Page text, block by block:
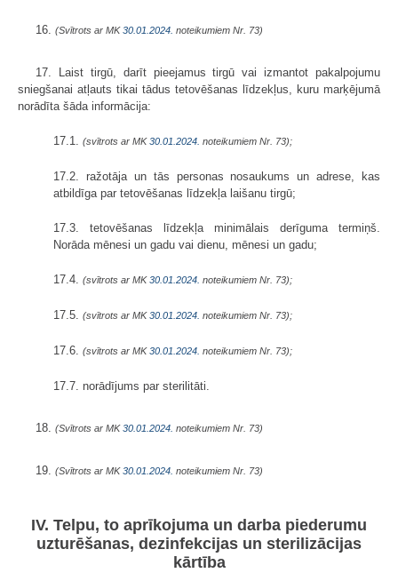
16. (Svītrots ar MK30.01.2024. noteikumiem Nr. 73)
17. Laist tirgū, darīt pieejamus tirgū vai izmantot pakalpojumu
sniegšanai atļauts tikai tādus tetovēšanas līdzekļus, kuru marķējumā
norādīta šāda informācija:
17.1. (svītrots ar MK30.01.2024. noteikumiem Nr. 73);
17.2. ražotāja un tās personas nosaukums un adrese, kas
atbildīga par tetovēšanas līdzekļa laišanu tirgū;
17.3. tetovēšanas līdzekļa minimālais derīguma termiņš.
Norāda mēnesi un gadu vai dienu, mēnesi un gadu;
17.4. (svītrots ar MK30.01.2024. noteikumiem Nr. 73);
17.5. (svītrots ar MK30.01.2024. noteikumiem Nr. 73);
17.6. (svītrots ar MK30.01.2024. noteikumiem Nr. 73);
17.7. norādījums par sterilitāti.
18. (Svītrots ar MK30.01.2024. noteikumiem Nr. 73)
19. (Svītrots ar MK30.01.2024. noteikumiem Nr. 73)
IV. Telpu, to aprīkojuma un darba piederumu
uzturēšanas, dezinfekcijas un sterilizācijas
kārtība